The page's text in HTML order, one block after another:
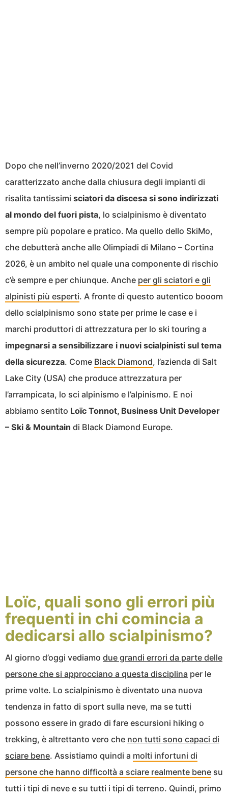
Dopo che nell’inverno 2020/2021 del Covid
caratterizzato anche dalla chiusura degli impianti di
risalita tantissimi sciatori da discesa si sono indirizzati
al mondo del fuori pista, lo scialpinismo è diventato
sempre più popolare e pratico. Ma quello dello SkiMo,
che debutterà anche alle Olimpiadi di Milano – Cortina
2026, è un ambito nel quale una componente di rischio
c’è sempre e per chiunque. Anche per gli sciatori e gli
alpinisti più esperti. A fronte di questo autentico booom
dello scialpinismo sono state per prime le case e i
marchi produttori di attrezzatura per lo ski touring a
impegnarsi a sensibilizzare i nuovi scialpinisti sul tema
della sicurezza. Come Black Diamond, l’azienda di Salt
Lake City (USA) che produce attrezzatura per
l’arrampicata, lo sci alpinismo e l’alpinismo. E noi
abbiamo sentito Loïc Tonnot, Business Unit Developer
– Ski & Mountain di Black Diamond Europe.
Loïc, quali sono gli errori più
frequenti in chi comincia a
dedicarsi allo scialpinismo?
Al giorno d’oggi vediamo due grandi errori da parte delle
persone che si approcciano a questa disciplina per le
prime volte. Lo scialpinismo è diventato una nuova
tendenza in fatto di sport sulla neve, ma se tutti
possono essere in grado di fare escursioni hiking o
trekking, è altrettanto vero che non tutti sono capaci di
sciare bene. Assistiamo quindi a molti infortuni di
persone che hanno difficoltà a sciare realmente bene su
tutti i tipi di neve e su tutti i tipi di terreno. Quindi, primo